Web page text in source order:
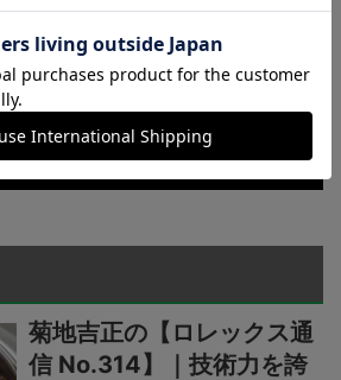
菊地吉正の【ロレックス通
信 No.314】｜技術力を誇